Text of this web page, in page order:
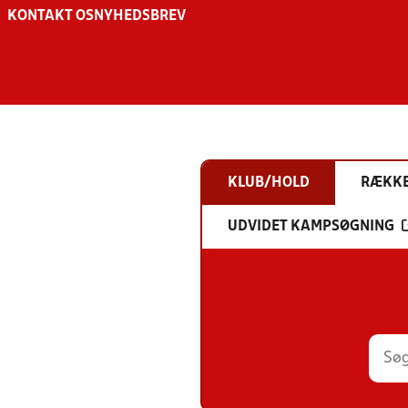
KONTAKT OS NYHEDSBREV
KLUB/HOLD
UDVIDET KAMPSØGNING